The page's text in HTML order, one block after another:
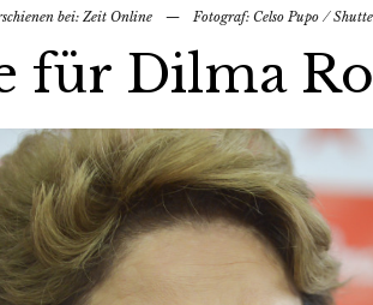
bei: Zeit Online — Fotograf: Celso Pupo ⁄
für Dilma